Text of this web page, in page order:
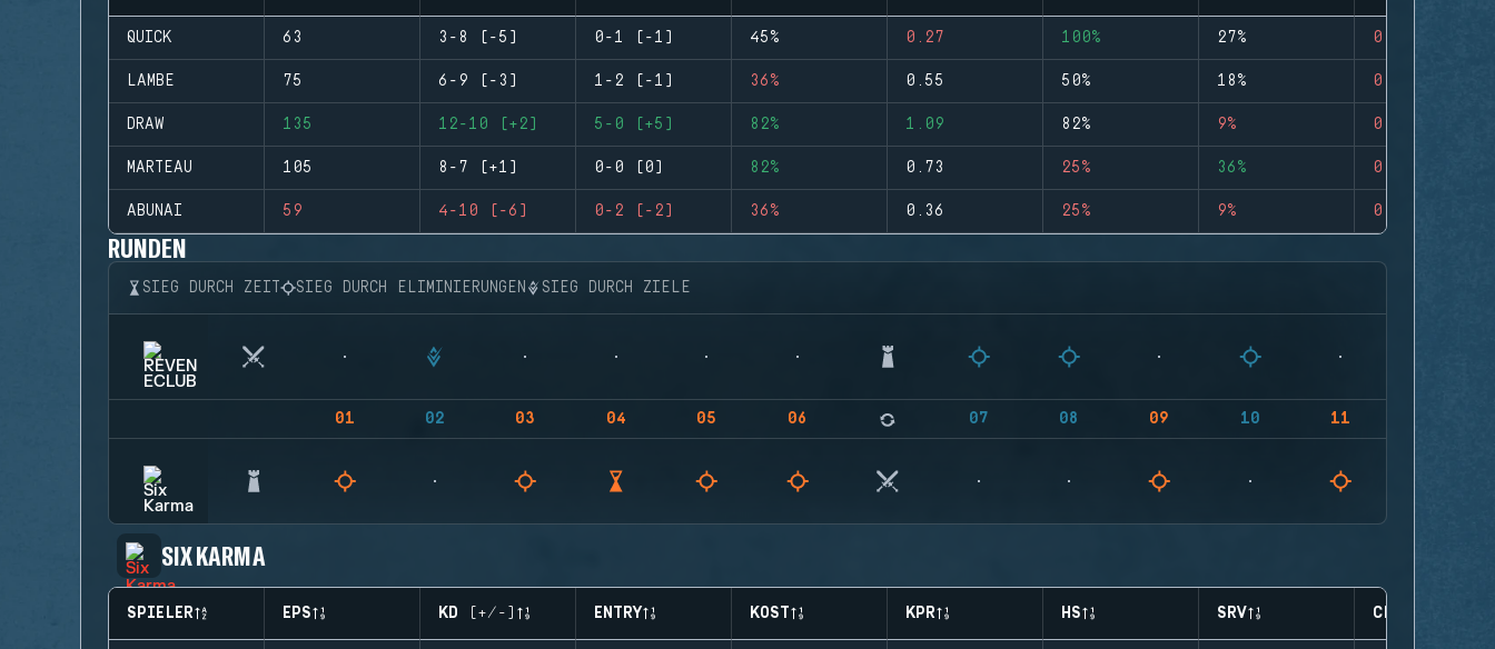
QUICK 63 3-8 (-5) 0-1 (-1) 45% 0.27 100% 27% 0
LAMBE 75 6-9 (-3) 1-2 (-1) 36% 0.55 50% 18% 0
DRAW 135 12-10 (+2) 5-0 (+5) 82% 1.09 82% 9% 0
MARTEAU 105 8-7 (+1) 0-0 (0) 82% 0.73 25% 36% 0
ABUNAI 59 4-10 (-6) 0-2 (-2) 36% 0.36 25% 9% 0
RUNDEN
SIEG DURCH ZEIT SIEG DURCH ELIMINIERUNGEN SIEG DURCH ZIELE
01 02 03 04 05 06 07 08 09 10 11
SIX KARMA
SPIELER EPS KD (+/-) ENTRY KOST KPR HS SRV CLUTCHES